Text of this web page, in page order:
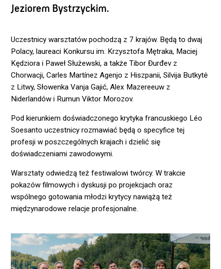
Jeziorem Bystrzyckim.
Uczestnicy warsztatów pochodzą z 7 krajów. Będą to dwaj
Polacy, laureaci Konkursu im. Krzysztofa Mętraka, Maciej
Kędziora i Paweł Służewski, a także Tibor Đurđev z
Chorwacji, Carles Martínez Agenjo z Hiszpanii, Silvija Butkytė
z Litwy, Słowenka Vanja Gajić, Alex Mazereeuw z
Niderlandów i Rumun Viktor Morozov.
Pod kierunkiem doświadczonego krytyka francuskiego Léo
Soesanto uczestnicy rozmawiać będą o specyfice tej
profesji w poszczególnych krajach i dzielić się
doświadczeniami zawodowymi.
Warsztaty odwiedzą też festiwalowi twórcy. W trakcie
pokazów filmowych i dyskusji po projekcjach oraz
wspólnego gotowania młodzi krytycy nawiążą też
międzynarodowe relacje profesjonalne.